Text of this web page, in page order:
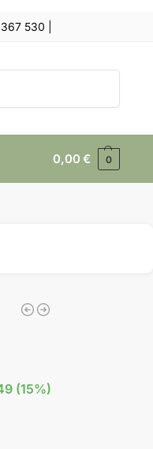
530
0,00€ 0
(15%)